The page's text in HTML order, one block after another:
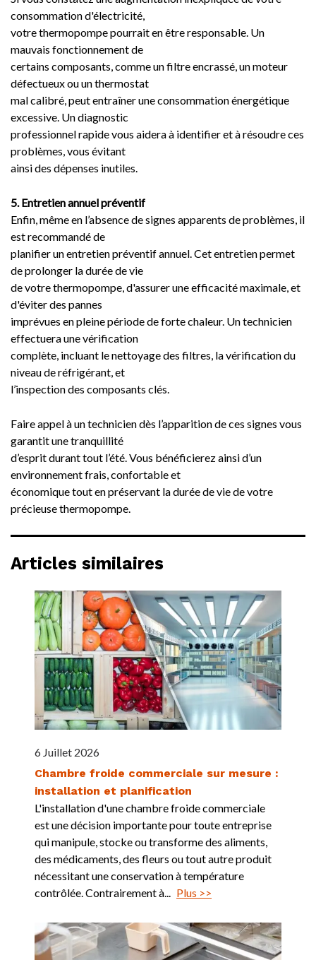
consommation d'électricité,
votre thermopompe pourrait en être responsable. Un
mauvais fonctionnement de
certains composants, comme un filtre encrassé, un moteur
défectueux ou un thermostat
mal calibré, peut entraîner une consommation énergétique
excessive. Un diagnostic
professionnel rapide vous aidera à identifier et à résoudre ces
problèmes, vous évitant
ainsi des dépenses inutiles.
5. Entretien annuel préventif
Enfin, même en l’absence de signes apparents de problèmes, il
est recommandé de
planifier un entretien préventif annuel. Cet entretien permet
de prolonger la durée de vie
de votre thermopompe, d'assurer une efficacité maximale, et
d'éviter des pannes
imprévues en pleine période de forte chaleur. Un technicien
effectuera une vérification
complète, incluant le nettoyage des filtres, la vérification du
niveau de réfrigérant, et
l’inspection des composants clés.
Faire appel à un technicien dès l’apparition de ces signes vous
garantit une tranquillité
d’esprit durant tout l’été. Vous bénéficierez ainsi d’un
environnement frais, confortable et
économique tout en préservant la durée de vie de votre
précieuse thermopompe.
Articles similaires
6 Juillet 2026
Chambre froide commerciale sur mesure :
installation et planification
L'installation d'une chambre froide commerciale
est une décision importante pour toute entreprise
qui manipule, stocke ou transforme des aliments,
des médicaments, des fleurs ou tout autre produit
nécessitant une conservation à température
contrôlée. Contrairement à... Plus >>